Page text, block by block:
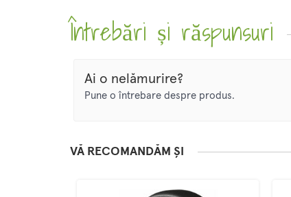
Întrebări și răspunsuri
Ai o nelămurire?
Pune o întrebare despre produs.
VĂ RECOMANDĂM ȘI